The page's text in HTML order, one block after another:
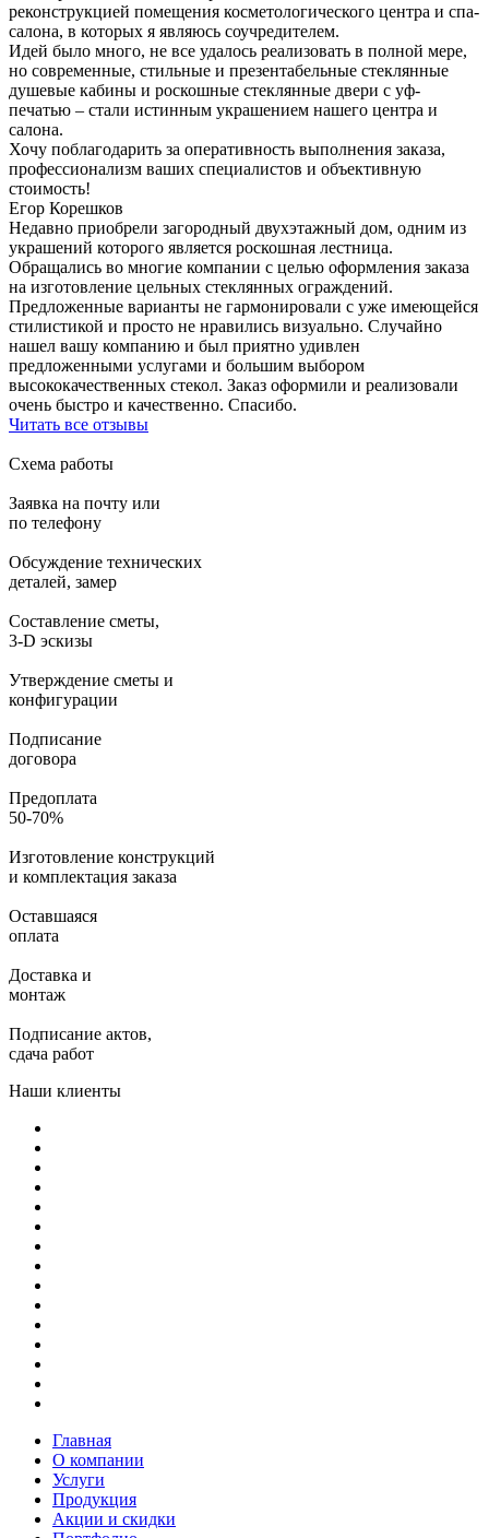
реконструкцией помещения косметологического центра и спа-
салона, в которых я являюсь соучредителем.
Идей было много, не все удалось реализовать в полной мере,
но современные, стильные и презентабельные стеклянные
душевые кабины и роскошные стеклянные двери с уф-
печатью – стали истинным украшением нашего центра и
салона.
Хочу поблагодарить за оперативность выполнения заказа,
профессионализм ваших специалистов и объективную
стоимость!
Егор Корешков
Недавно приобрели загородный двухэтажный дом, одним из
украшений которого является роскошная лестница.
Обращались во многие компании с целью оформления заказа
на изготовление цельных стеклянных ограждений.
Предложенные варианты не гармонировали с уже имеющейся
стилистикой и просто не нравились визуально. Случайно
нашел вашу компанию и был приятно удивлен
предложенными услугами и большим выбором
высококачественных стекол. Заказ оформили и реализовали
очень быстро и качественно. Спасибо.
Читать все отзывы
Схема работы
Заявка на почту или
по телефону
Обсуждение технических
деталей, замер
Составление сметы,
3-D эскизы
Утверждение сметы и
конфигурации
Подписание
договора
Предоплата
50-70%
Изготовление конструкций
и комплектация заказа
Оставшаяся
оплата
Доставка и
монтаж
Подписание актов,
сдача работ
Наши клиенты
Главная
О компании
Услуги
Продукция
Акции и скидки